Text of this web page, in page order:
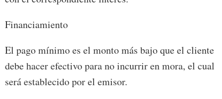
Financiamiento
El pago mínimo es el monto más bajo que el cliente
debe hacer efectivo para no incurrir en mora, el cual
será establecido por el emisor.